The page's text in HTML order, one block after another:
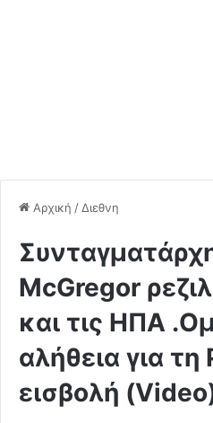
Αρχική / Διεθνη
McGregor
και τις ΗΠΑ
αλήθεια για
εισβολή